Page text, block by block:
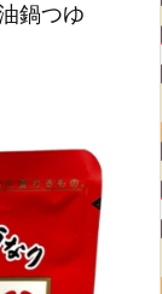
鍋つゆ